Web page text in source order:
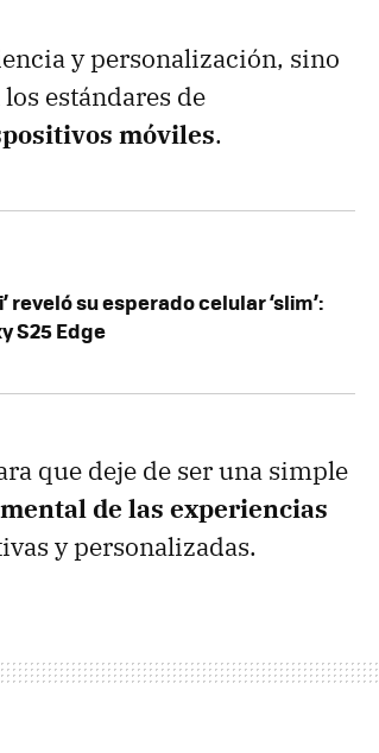
y personalización, sino
estándares de
móviles.
reveló su esperado celular ‘slim’:
S25 Edge
que deje de ser una simple
de las experiencias
y personalizadas.